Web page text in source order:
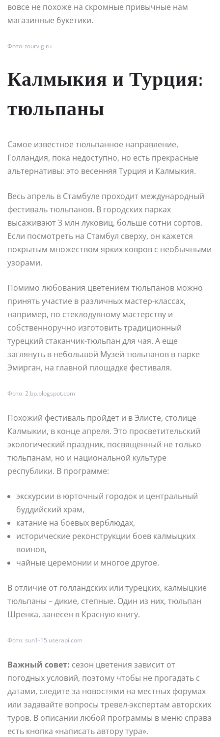
вовсе не похоже на скромные привычные нам
магазинные букетики.
Фото: tourvlg.ru
Калмыкия и Турция:
тюльпаны
Самое известное тюльпанное направление,
Голландия, пока недоступно, но есть прекрасные
альтернативы: это весенняя Турция и Калмыкия.
Весь апрель в Стамбуле проходит международный
фестиваль тюльпанов. В городских парках
высаживают 3 млн луковиц, больше сотни сортов.
Если посмотреть на Стамбул сверху, он кажется
покрытым множеством ярких ковров с необычными
узорами.
Помимо любования цветением тюльпанов можно
принять участие в различных мастер-классах,
например, по стеклодувному мастерству и
собственноручно изготовить традиционный
турецкий стаканчик-тюльпан для чая. А еще
заглянуть в небольшой Музей тюльпанов в парке
Эмирган, на главной площадке фестиваля.
Фото: 2.bp.blogspot.com
Похожий фестиваль пройдет и в Элисте, столице
Калмыкии, в конце апреля. Это просветительский
экологический праздник, посвященный не только
тюльпанам, но и национальной культуре
республики. В программе:
экскурсии в юрточный городок и центральный
буддийский храм,
катание на боевых верблюдах,
исторические реконструкции боев калмыцких
воинов,
чайные церемонии и многое другое.
В отличие от голландских или турецких, калмыцкие
тюльпаны – дикие, степные. Один из них, тюльпан
Шренка, занесен в Красную книгу.
Фото: sun1-15.userapi.com
Важный совет: сезон цветения зависит от
погодных условий, поэтому чтобы не прогадать с
датами, следите за новостями на местных форумах
или задавайте вопросы тревел-экспертам авторских
туров. В описании любой программы в меню справа
есть кнопка «написать автору тура».